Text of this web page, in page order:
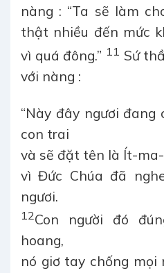
nàng : “Ta sẽ làm
thật nhiều đến mức
vì quá đông.” 11 Sứ
với nàng :
“Này đây ngươi
con trai
và sẽ đặt tên là Ít-
vì Đức Chúa đã
ngươi.
12Con người đó
hoang,
nó giơ tay chống mọi